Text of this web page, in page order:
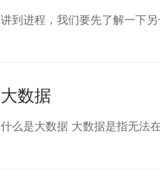
讲到进程，我们要先了解一下
大数据
什么是大数据 大数据是指无法